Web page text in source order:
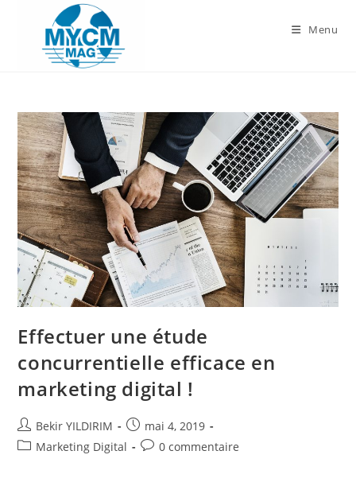
Menu
Effectuer une étude
concurrentielle efficace en
marketing digital !
Auteur/autrice
de
Bekir YILDIRIM
Publication
publiée :
mai 4, 2019
PostMarketing Digital
Commentaires
0 commentaire